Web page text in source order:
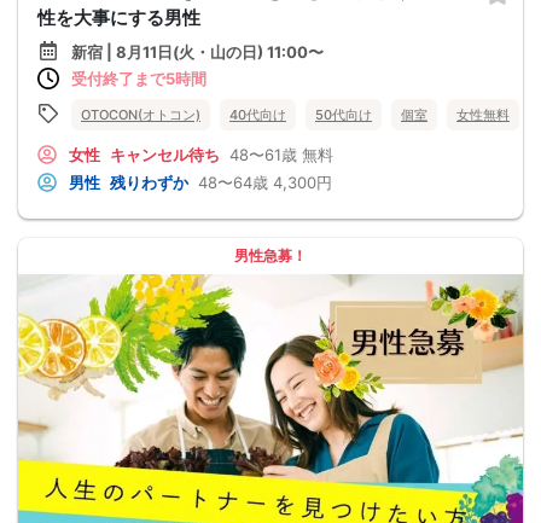
性を大事にする男性
新宿 | 8月11日(火・山の日) 11:00〜
受付終了まで5時間
OTOCON(オトコン) 40代向け 50代向け 個室 女性無料
女性 キャンセル待ち 48〜61歳 無料
男性 残りわずか 48〜64歳 4,300円
男性急募！